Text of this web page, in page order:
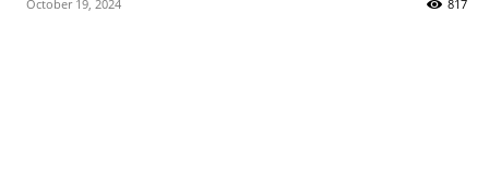
October 19, 2024 817